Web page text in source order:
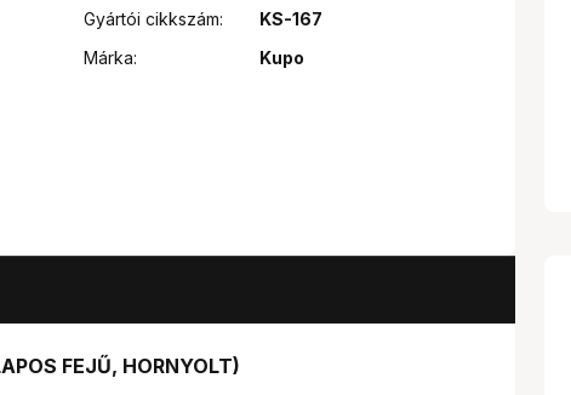
Gyártói cikkszám:
KS-167
Márka:
Kupo
FEJŰ, HORNYOLT)